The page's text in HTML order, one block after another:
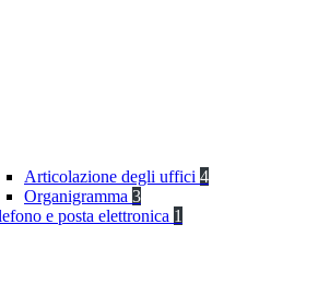
Articolazione degli uffici 4
Organigramma 3
e posta elettronica 1